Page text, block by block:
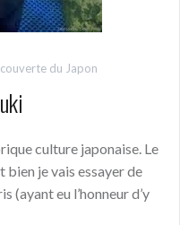
du Japon
culture japonaise. Le
bien je vais essayer de
(ayant eu l’honneur d’y